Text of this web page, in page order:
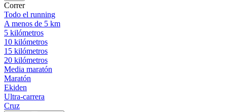
Correr
Todo el running
A menos de 5 km
5 kilómetros
10 kilómetros
15 kilómetros
20 kilómetros
Media maratón
Maratón
Ekiden
Ultra-carrera
Cruz